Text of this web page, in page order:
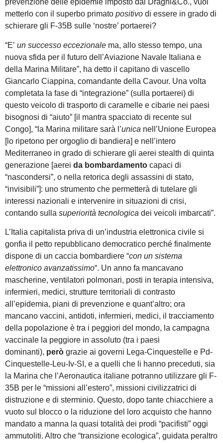
prevenzione delle epidemie imposto dai Draghi&Co., vuoi
metterlo con il superbo primato positivo di essere in grado di
schierare gli F-35B sulle ‘nostre’ portaerei?
“E’ un successo eccezionale ma, allo stesso tempo, una
nuova sfida per il futuro dell’Aviazione Navale Italiana e
della Marina Militare”, ha detto il capitano di vascello
Giancarlo Ciappina, comandante della Cavour. Una volta
completata la fase di “integrazione” (sulla portaerei) di
questo veicolo di trasporto di caramelle e cibarie nei paesi
bisognosi di “aiuto” [il mantra spacciato di recente sul
Congo], “la Marina militare sarà l’unica nell’Unione Europea
[lo ripetono per orgoglio di bandiera] e nell’intero
Mediterraneo in grado di schierare gli aerei stealth di quinta
generazione [aerei da bombardamento capaci di
“nascondersi”, o nella retorica degli assassini di stato,
“invisibili”]: uno strumento che permetterà di tutelare gli
interessi nazionali e intervenire in situazioni di crisi,
contando sulla superiorità tecnologica dei veicoli imbarcati”.
L’Italia capitalista priva di un’industria elettronica civile si
gonfia il petto repubblicano democratico perché finalmente
dispone di un caccia bombardiere “con un sistema
elettronico avanzatissimo“. Un anno fa mancavano
mascherine, ventilatori polmonari, posti in terapia intensiva,
infermieri, medici, strutture territoriali di contrasto
all’epidemia, piani di prevenzione e quant’altro; ora
mancano vaccini, antidoti, infermieri, medici, il tracciamento
della popolazione è tra i peggiori del mondo, la campagna
vaccinale la peggiore in assoluto (tra i paesi
dominanti), però grazie ai governi Lega-Cinquestelle e Pd-
Cinquestelle-Leu-Iv-SI, e a quelli che li hanno preceduti, sia
la Marina che l’Aeronautica italiane potranno utilizzare gli F-
35B per le “missioni all’estero”, missioni civilizzatrici di
distruzione e di sterminio. Questo, dopo tante chiacchiere a
vuoto sul blocco o la riduzione del loro acquisto che hanno
mandato a manna la quasi totalità dei prodi “pacifisti” oggi
ammutoliti. Altro che “transizione ecologica”, guidata peraltro